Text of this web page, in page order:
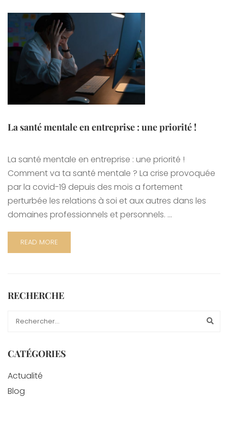
La santé mentale en entreprise : une priorité !
La santé mentale en entreprise : une priorité !
Comment va ta santé mentale ? La crise provoquée
par la covid-19 depuis des mois a fortement
perturbée les relations à soi et aux autres dans les
domaines professionnels et personnels. …
READ MORE
RECHERCHE
CATÉGORIES
Actualité
Blog